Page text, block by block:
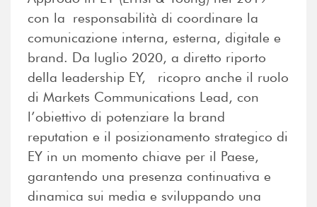
con la responsabilità di coordinare la
comunicazione interna, esterna, digitale e
brand. Da luglio 2020, a diretto riporto
della leadership EY, ricopro anche il ruolo
di Markets Communications Lead, con
l’obiettivo di potenziare la brand
reputation e il posizionamento strategico di
EY in un momento chiave per il Paese,
garantendo una presenza continuativa e
dinamica sui media e sviluppando una